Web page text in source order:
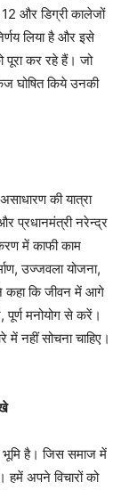
और डिग्री कालेजों
लिया है और इसे
पूरा कर रहे हैं। जो
घोषित किये उनकी
की यात्रा
प्रधानमंत्री नरेन्द्र
में काफी काम
उज्जवला योजना,
कहा कि जीवन में आगे
मनोयोग से करें।
नहीं सोचना चाहिए।
भूमि है। जिस समाज में
हमें अपने विचारों को